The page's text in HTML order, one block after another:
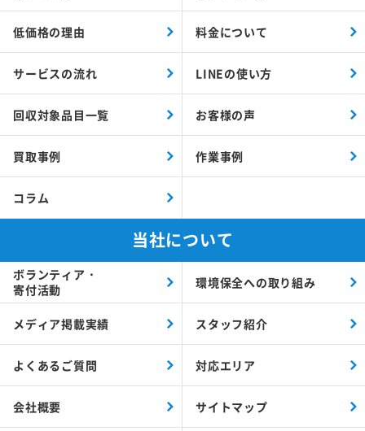
低価格の理由 料金について
サービスの流れ LINEの使い方
回収対象品目一覧 お客様の声
買取事例 作業事例
コラム
当社について
ボランティア・
寄付活動
環境保全への取り組み
メディア掲載実績 スタッフ紹介
よくあるご質問 対応エリア
会社概要 サイトマップ